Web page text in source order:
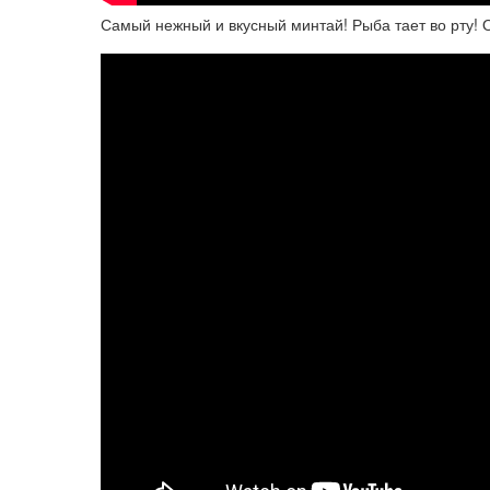
Самый нежный и вкусный минтай! Рыба тает во рту!